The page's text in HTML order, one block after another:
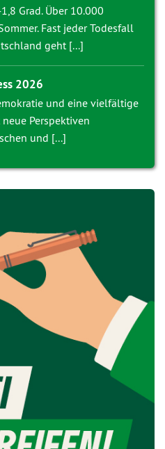
Grad. Über 10.000
Fast jeder Todesfall
geht [...]
2026
und eine vielfältige
Perspektiven
und [...]